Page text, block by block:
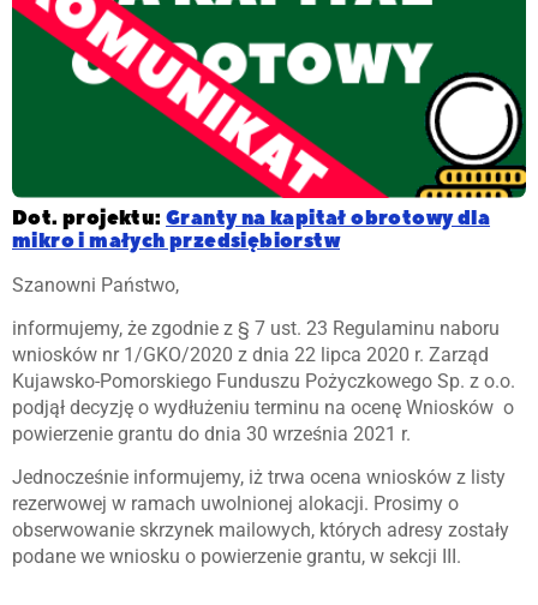
Dot. projektu:Granty na kapitał obrotowy dla
mikro i małych przedsiębiorstw
Szanowni Państwo,
informujemy, że zgodnie z § 7 ust. 23 Regulaminu naboru
wniosków nr 1/GKO/2020 z dnia 22 lipca 2020 r. Zarząd
Kujawsko-Pomorskiego Funduszu Pożyczkowego Sp. z o.o.
podjął decyzję o wydłużeniu terminu na ocenę Wniosków o
powierzenie grantu do dnia 30 września 2021 r.
Jednocześnie informujemy, iż trwa ocena wniosków z listy
rezerwowej w ramach uwolnionej alokacji. Prosimy o
obserwowanie skrzynek mailowych, których adresy zostały
podane we wniosku o powierzenie grantu, w sekcji III.